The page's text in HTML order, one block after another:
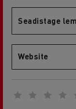
Seadistage
Website